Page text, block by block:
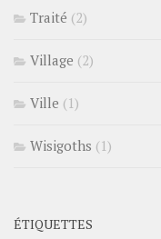
Traité (2)
Village (2)
Ville (1)
Wisigoths (1)
ÉTIQUETTES